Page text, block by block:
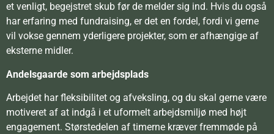
et venligt, begejstret skub før de melder sig ind. Hvis du også
har erfaring med fundraising, er det en fordel, fordi vi gerne
vil vokse gennem yderligere projekter, som er afhængige af
eksterne midler.
Andelsgaarde som arbejdsplads
Arbejdet har fleksibilitet og afveksling, og du skal gerne være
motiveret af at indgå i et uformelt arbejdsmiljø med højt
engagement. Størstedelen af timerne kræver fremmøde på